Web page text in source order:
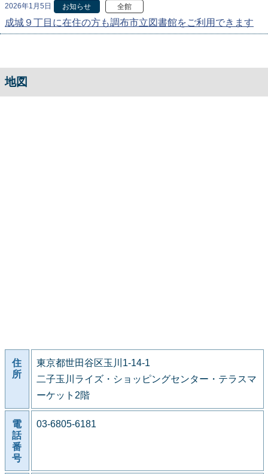
2026年1月5日 お知らせ 全館
成城９丁目に在住の方も調布市立図書館をご利用できます
地図
住
所
東京都世田谷区玉川1-14-1
二子玉川ライズ・ショッピングセンター・テラスマ
ーケット2階
電
話
番
号
03-6805-6181